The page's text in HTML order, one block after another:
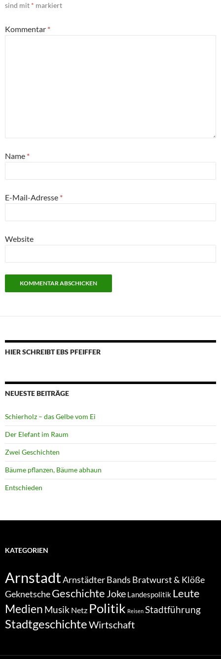
sind mit * markiert
Kommentar *
Name *
E-Mail-Adresse *
Website
HIER SCHREIBT EBS PFEIFFER
NEUESTE BEITRÄGE
Schierholz – das Gelbe vom Ei
Der Elefant im Raum
Zwei Geschichten
Bäume pflanzen, Bäume abhaun
Entschieden
KATEGORIEN
ArnstadtArnstädter Bands Bratwurst & Klöße
GeknetscheGeschichte Joke Landespolitik Leute
Medien Musik Netz Politik Reisen Stadtführung
StadtgeschichteWirtschaft